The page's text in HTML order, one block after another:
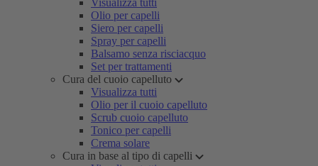
Visualizza tutti
Olio per capelli
Siero per capelli
Spray per capelli
Balsamo senza risciacquo
Set per trattamenti
Cura del cuoio capelluto
Visualizza tutti
Olio per il cuoio capelluto
Scrub cuoio capelluto
Tonico per capelli
Crema solare
Cura in base al tipo di capelli